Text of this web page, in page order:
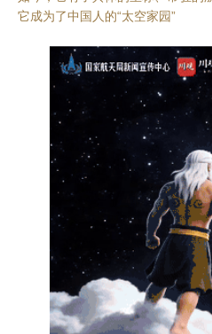
它成为了中国人的“太空家园”